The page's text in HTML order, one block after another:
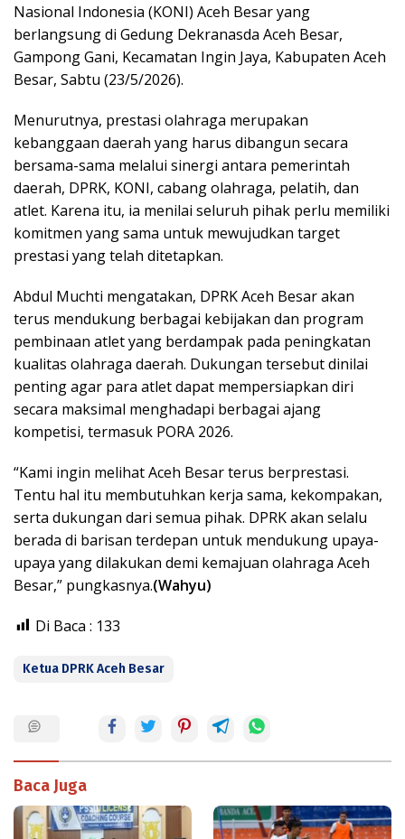
Nasional Indonesia (KONI) Aceh Besar yang
berlangsung di Gedung Dekranasda Aceh Besar,
Gampong Gani, Kecamatan Ingin Jaya, Kabupaten Aceh
Besar, Sabtu (23/5/2026).
Menurutnya, prestasi olahraga merupakan
kebanggaan daerah yang harus dibangun secara
bersama-sama melalui sinergi antara pemerintah
daerah, DPRK, KONI, cabang olahraga, pelatih, dan
atlet. Karena itu, ia menilai seluruh pihak perlu memiliki
komitmen yang sama untuk mewujudkan target
prestasi yang telah ditetapkan.
Abdul Muchti mengatakan, DPRK Aceh Besar akan
terus mendukung berbagai kebijakan dan program
pembinaan atlet yang berdampak pada peningkatan
kualitas olahraga daerah. Dukungan tersebut dinilai
penting agar para atlet dapat mempersiapkan diri
secara maksimal menghadapi berbagai ajang
kompetisi, termasuk PORA 2026.
“Kami ingin melihat Aceh Besar terus berprestasi.
Tentu hal itu membutuhkan kerja sama, kekompakan,
serta dukungan dari semua pihak. DPRK akan selalu
berada di barisan terdepan untuk mendukung upaya-
upaya yang dilakukan demi kemajuan olahraga Aceh
Besar,” pungkasnya.(Wahyu)
Di Baca : 133
Ketua DPRK Aceh Besar
Baca Juga